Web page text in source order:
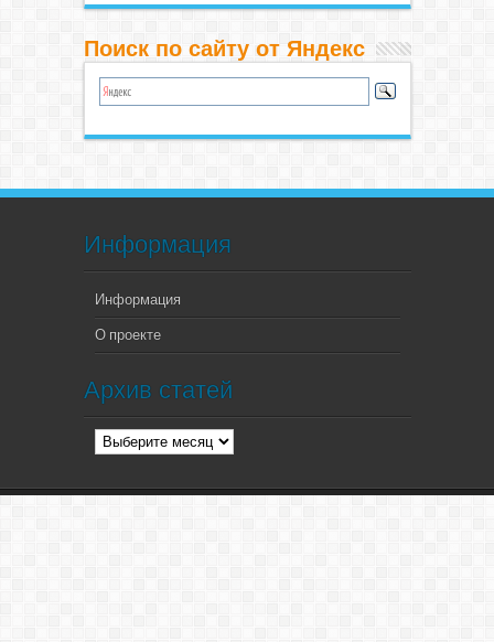
Поиск по сайту от Яндекс
Информация
Информация
О проекте
Архив статей
Архив
статей